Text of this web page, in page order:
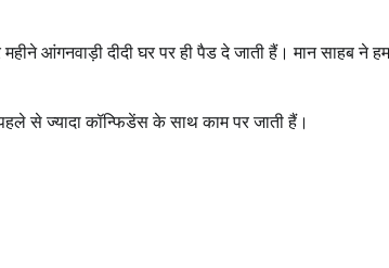
आंगनवाड़ी दीदी घर पर ही पैड दे जाती हैं। मान साहब ने
से ज्यादा कॉन्फिडेंस के साथ काम पर जाती हैं।